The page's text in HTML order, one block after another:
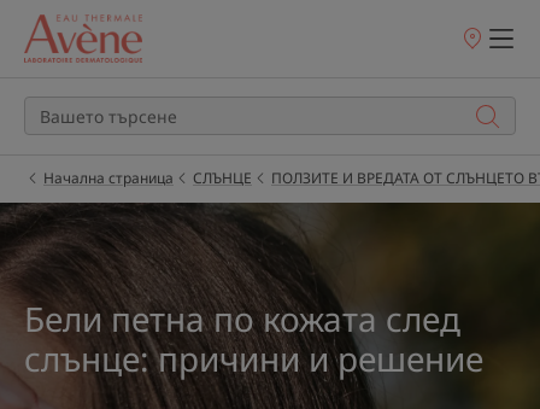
Точки
Начална страница СЛЪНЦЕ ПОЛЗИТЕ И ВРЕДАТА ОТ СЛЪНЦЕТО
Бели петна по кожата след
слънце: причини и решение